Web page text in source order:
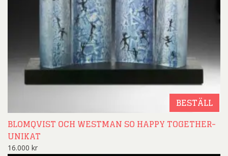
BESTÄLL
BLOMQVIST OCH WESTMAN SO HAPPY TOGETHER-
UNIKAT
16.000 kr